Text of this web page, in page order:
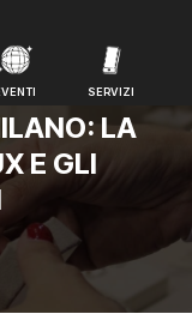
SERVIZI
EVENTI SERVIZI
LA
E GLI